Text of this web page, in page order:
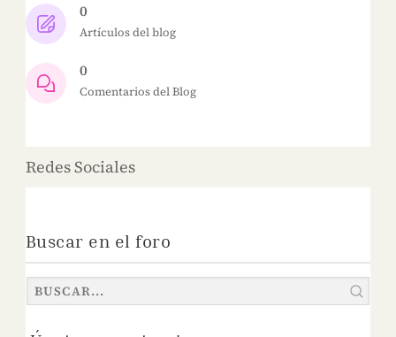
0
Artículos del blog
0
Comentarios del Blog
Redes Sociales
Buscar en el foro